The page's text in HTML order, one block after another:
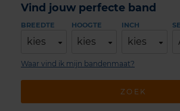
Vind jouw perfecte band
BREEDTE
kies
HOOGTE
kies
INCH
kies
ZOEK
Waar vind ik mijn bandenmaat?